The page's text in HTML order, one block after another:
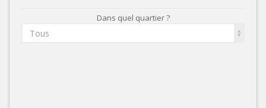
Dans quel quartier ?
Tous